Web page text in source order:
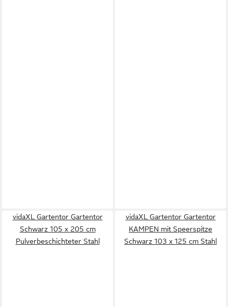
vidaXL Gartentor Gartentor
Schwarz 105 x 205 cm
Pulverbeschichteter Stahl
vidaXL Gartentor Gartentor
KAMPEN mit Speerspitze
Schwarz 103 x 125 cm Stahl